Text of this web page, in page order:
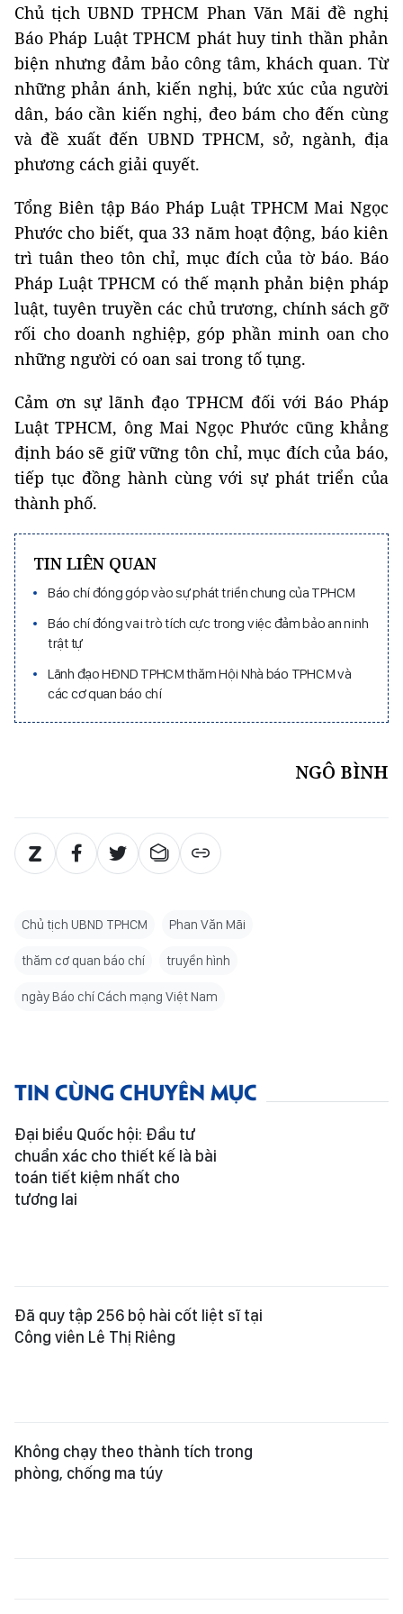
Chủ tịch UBND TPHCM Phan Văn Mãi đề nghị
Báo Pháp Luật TPHCM phát huy tinh thần phản
biện nhưng đảm bảo công tâm, khách quan. Từ
những phản ánh, kiến nghị, bức xúc của người
dân, báo cần kiến nghị, đeo bám cho đến cùng
và đề xuất đến UBND TPHCM, sở, ngành, địa
phương cách giải quyết.
Tổng Biên tập Báo Pháp Luật TPHCM Mai Ngọc
Phước cho biết, qua 33 năm hoạt động, báo kiên
trì tuân theo tôn chỉ, mục đích của tờ báo. Báo
Pháp Luật TPHCM có thế mạnh phản biện pháp
luật, tuyên truyền các chủ trương, chính sách gỡ
rối cho doanh nghiệp, góp phần minh oan cho
những người có oan sai trong tố tụng.
Cảm ơn sự lãnh đạo TPHCM đối với Báo Pháp
Luật TPHCM, ông Mai Ngọc Phước cũng khẳng
định báo sẽ giữ vững tôn chỉ, mục đích của báo,
tiếp tục đồng hành cùng với sự phát triển của
thành phố.
TIN LIÊN QUAN
Báo chí đóng góp vào sự phát triển chung của TPHCM
Báo chí đóng vai trò tích cực trong việc đảm bảo an ninh
trật tự
Lãnh đạo HĐND TPHCM thăm Hội Nhà báo TPHCM và
các cơ quan báo chí
NGÔ BÌNH
Chủ tịch UBND TPHCM Phan Văn Mãi
thăm cơ quan báo chí truyền hình
ngày Báo chí Cách mạng Việt Nam
TIN CÙNG CHUYÊN MỤC
Đại biểu Quốc hội: Đầu tư
chuẩn xác cho thiết kế là bài
toán tiết kiệm nhất cho
tương lai
Đã quy tập 256 bộ hài cốt liệt sĩ tại
Công viên Lê Thị Riêng
Không chạy theo thành tích trong
phòng, chống ma túy